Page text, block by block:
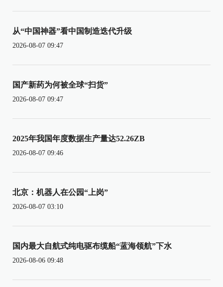
从“中国神器”看中国制造迭代升级
2026-08-07 09:47
国产新药为何被全球“扫货”
2026-08-07 09:47
2025年我国年度数据生产量达52.26ZB
2026-08-07 09:46
北京：机器人在公园“上岗”
2026-08-07 03:10
国内最大自航式纯电驱布缆船“蓝海领航”下水
2026-08-06 09:48